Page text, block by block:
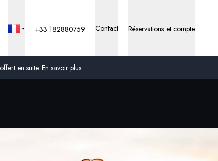
en suite. En savoir plus
+33 182880759 Contact Réservations et compte